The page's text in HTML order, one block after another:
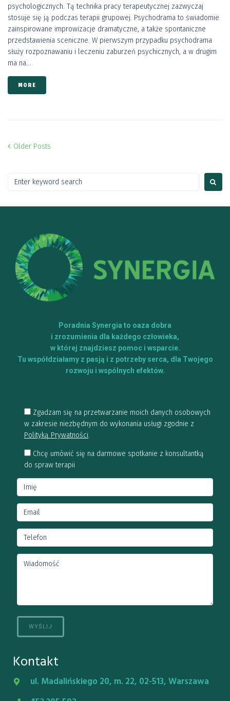
psychologicznych. Tą technika pracy terapeutycznej zazwyczaj
stosuje się ją podczas terapii grupowej. Psychodrama to świadomie
zainspirowane improwizacje dramatyczne, a także spontaniczne
przedstawienia sceniczne. W pierwszym przypadku psychodrama
służy rozpoznawaniu i leczeniu zaburzeń psychicznych, a w drugim
ma na...
MORE
Older Posts
Poradnia Synergia to oaza dobra
i zrozumienia dla każdego człowieka,
w której znajdziesz pomoc i wsparcie.
Tu współdziałamy z pasją i z potrzeby serca, dla Twojego
rozwoju i wspólnych efektów.
Zgadzam się na przetwarzanie moich danych osobowych
w zakresie niezbędnym do wykonania usługi zgodnie z
Polityką Prywatności.
Chcę umówić się na darmowe spotkanie z konsultantką
do spraw terapii
Kontakt
ul. Madalińskiego 20, m. 22, 02-513, Warszawa